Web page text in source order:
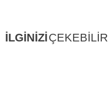
İLGİNİZİÇEKEBİLİR